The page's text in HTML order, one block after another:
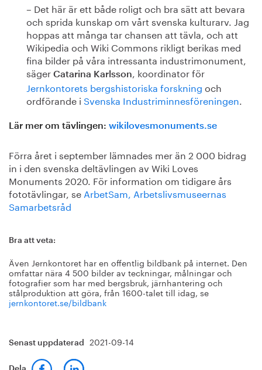
– Det här är ett både roligt och bra sätt att bevara
och sprida kunskap om vårt svenska kulturarv. Jag
hoppas att många tar chansen att tävla, och att
Wikipedia och Wiki Commons rikligt berikas med
fina bilder på våra intressanta industrimonument,
säger Catarina Karlsson, koordinator för
Jernkontorets bergshistoriska forskning och
ordförande i Svenska Industriminnesföreningen.
Lär mer om tävlingen: wikilovesmonuments.se
Förra året i september lämnades mer än 2 000 bidrag
in i den svenska deltävlingen av Wiki Loves
Monuments 2020. För information om tidigare års
fototävlingar, se ArbetSam, Arbetslivsmuseernas
Samarbetsråd
Bra att veta:
Även Jernkontoret har en offentlig bildbank på internet. Den
omfattar nära 4 500 bilder av teckningar, målningar och
fotografier som har med bergsbruk, järnhantering och
stålproduktion att göra, från 1600-talet till idag, se
jernkontoret.se/bildbank
Senast uppdaterad 2021-09-14